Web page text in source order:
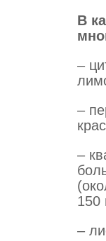
В
–
–
–
150
–